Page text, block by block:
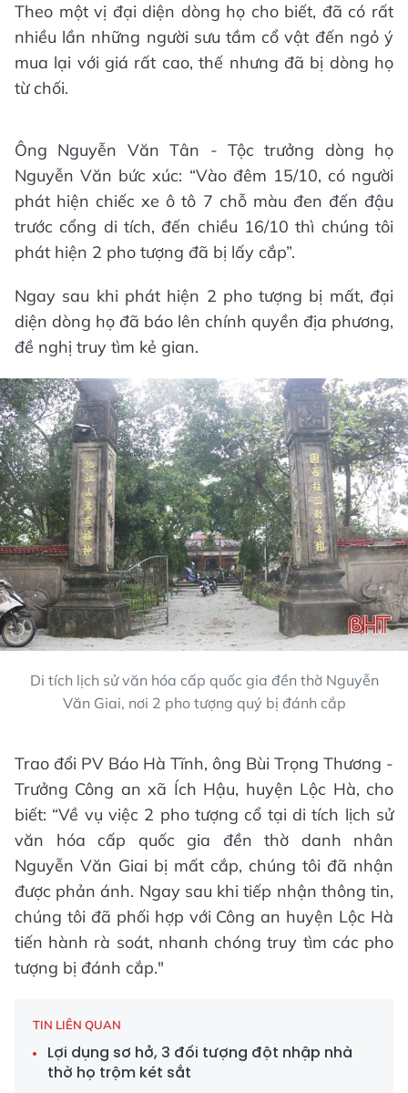
Theo một vị đại diện dòng họ cho biết, đã có rất
nhiều lần những người sưu tầm cổ vật đến ngỏ ý
mua lại với giá rất cao, thế nhưng đã bị dòng họ
từ chối.
Ông Nguyễn Văn Tân - Tộc trưởng dòng họ
Nguyễn Văn bức xúc: “Vào đêm 15/10, có người
phát hiện chiếc xe ô tô 7 chỗ màu đen đến đậu
trước cổng di tích, đến chiều 16/10 thì chúng tôi
phát hiện 2 pho tượng đã bị lấy cắp”.
Ngay sau khi phát hiện 2 pho tượng bị mất, đại
diện dòng họ đã báo lên chính quyền địa phương,
đề nghị truy tìm kẻ gian.
Di tích lịch sử văn hóa cấp quốc gia đền thờ Nguyễn
Văn Giai, nơi 2 pho tượng quý bị đánh cắp
Trao đổi PV Báo Hà Tĩnh, ông Bùi Trọng Thương -
Trưởng Công an xã Ích Hậu, huyện Lộc Hà, cho
biết: “Về vụ việc 2 pho tượng cổ tại di tích lịch sử
văn hóa cấp quốc gia đền thờ danh nhân
Nguyễn Văn Giai bị mất cắp, chúng tôi đã nhận
được phản ánh. Ngay sau khi tiếp nhận thông tin,
chúng tôi đã phối hợp với Công an huyện Lộc Hà
tiến hành rà soát, nhanh chóng truy tìm các pho
tượng bị đánh cắp."
TIN LIÊN QUAN
Lợi dụng sơ hở, 3 đối tượng đột nhập nhà
thờ họ trộm két sắt